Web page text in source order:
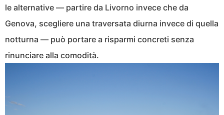
le alternative — partire da Livorno invece che da
Genova, scegliere una traversata diurna invece di quella
notturna — può portare a risparmi concreti senza
rinunciare alla comodità.